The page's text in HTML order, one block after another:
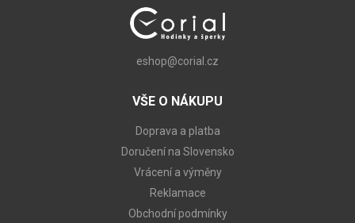
eshop@corial.cz
VŠE O NÁKUPU
Doprava a platba
Doručení na Slovensko
Vrácení a výměny
Reklamace
Obchodní podmínky